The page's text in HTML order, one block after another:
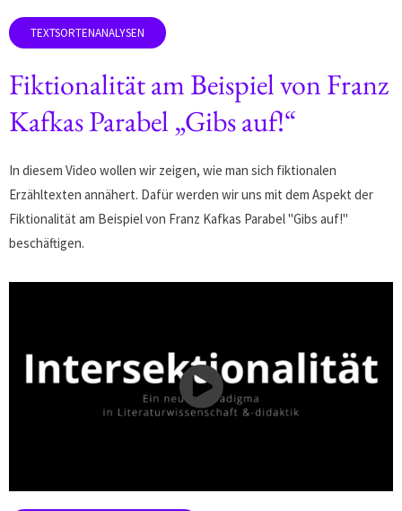
Fiktionalität am Beispiel von Franz
Kafkas Parabel „Gibs auf!“
In diesem Video wollen wir zeigen, wie man sich fiktionalen
Erzähltexten annähert. Dafür werden wir uns mit dem Aspekt der
Fiktionalität am Beispiel von Franz Kafkas Parabel "Gibs auf!"
beschäftigen.